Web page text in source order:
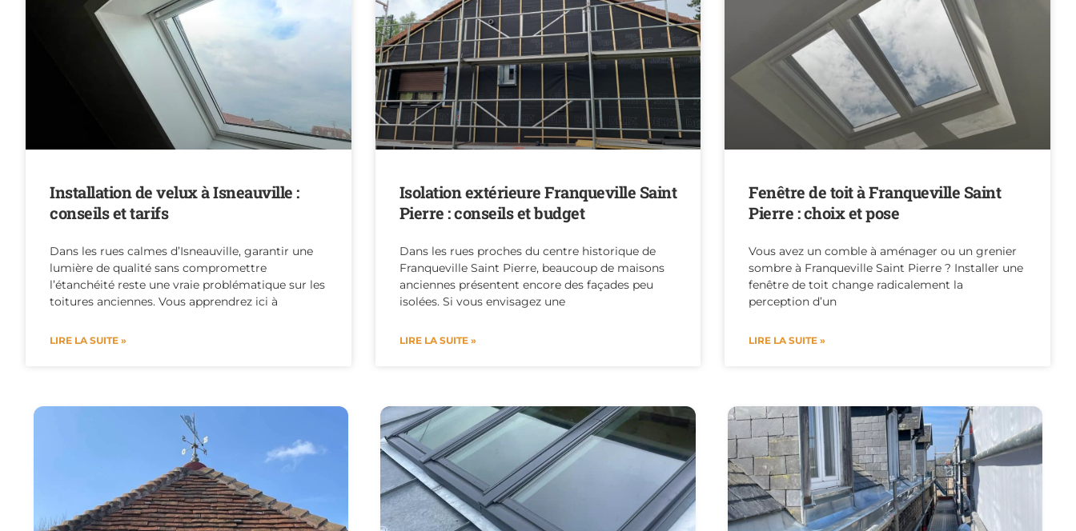
Installation de velux à Isneauville :
conseils et tarifs
Dans les rues calmes d’Isneauville, garantir une
lumière de qualité sans compromettre
l’étanchéité reste une vraie problématique sur les
toitures anciennes. Vous apprendrez ici à
LIRE LA SUITE »
Isolation extérieure Franqueville Saint
Pierre : conseils et budget
Dans les rues proches du centre historique de
Franqueville Saint Pierre, beaucoup de maisons
anciennes présentent encore des façades peu
isolées. Si vous envisagez une
LIRE LA SUITE »
Fenêtre de toit à Franqueville Saint
Pierre : choix et pose
Vous avez un comble à aménager ou un grenier
sombre à Franqueville Saint Pierre ? Installer une
fenêtre de toit change radicalement la
perception d’un
LIRE LA SUITE »